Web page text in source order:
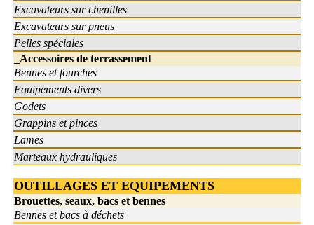
Excavateurs sur chenilles
Excavateurs sur pneus
Pelles spéciales
_Accessoires de terrassement
Bennes et fourches
Equipements divers
Godets
Grappins et pinces
Lames
Marteaux hydrauliques
OUTILLAGES ET EQUIPEMENTS
Brouettes, seaux, bacs et bennes
Bennes et bacs à déchets